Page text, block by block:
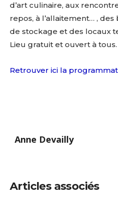
Prénom
Nom
d’art culinaire, aux
repos, à l’allaitement… ,
de stockage et des locaux
Lieu gratuit et ouvert à tous.
Retrouver ici la
Anne Devailly
Articles associés